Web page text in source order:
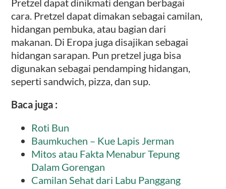
Pretzel dapat dinikmati dengan berbagai
cara. Pretzel dapat dimakan sebagai camilan,
hidangan pembuka, atau bagian dari
makanan. Di Eropa juga disajikan sebagai
hidangan sarapan. Pun pretzel juga bisa
digunakan sebagai pendamping hidangan,
seperti sandwich, pizza, dan sup.
Baca juga :
Roti Bun
Baumkuchen – Kue Lapis Jerman
Mitos atau Fakta Menabur Tepung
Dalam Gorengan
Camilan Sehat dari Labu Panggang